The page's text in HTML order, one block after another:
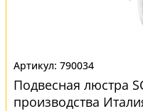
790034
Подвесная люстра
производства